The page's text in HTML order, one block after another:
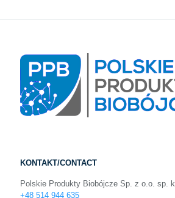
KONTAKT/CONTACT
Polskie Produkty Biobójcze Sp. z o.o. sp. k.
+48 514 944 635